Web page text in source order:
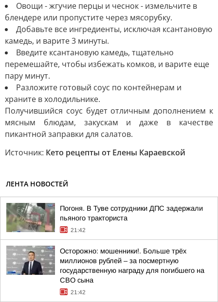
Овощи - жгучие перцы и чеснок - измельчите в
блендере или пропустите через мясорубку.
Добавьте все ингредиенты, исключая ксантановую
камедь, и варите 3 минуты.
Введите ксантановую камедь, тщательно
перемешайте, чтобы избежать комков, и варите еще
пару минут.
Разложите готовый соус по контейнерам и
храните в холодильнике.
Получившийся соус будет отличным дополнением к
мясным блюдам, закускам и даже в качестве
пикантной заправки для салатов.
Источник: Кето рецепты от Елены Караевской
ЛЕНТА НОВОСТЕЙ
Погоня. В Туве сотрудники ДПС задержали
пьяного тракториста
21:42
Осторожно: мошенники!. Больше трёх
миллионов рублей – за посмертную
государственную награду для погибшего на
СВО сына
21:42